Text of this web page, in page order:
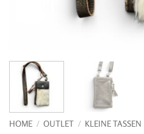
HOME / OUTLET / KLEINE TASSEN